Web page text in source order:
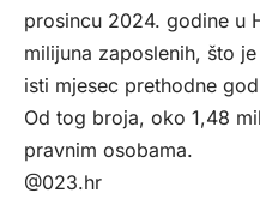
prosincu 2024. godine u
milijuna zaposlenih, što
isti mjesec prethodne
Od tog broja, oko 1,48
pravnim osobama.
@023.hr